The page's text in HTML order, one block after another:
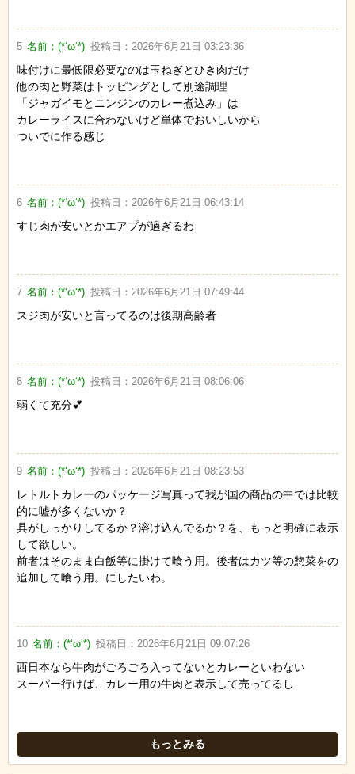
5 名前：(*‘ω‘*) 投稿日： 2026年6月21日 03:23:36
味付けに最低限必要なのは玉ねぎとひき肉だけ
他の肉と野菜はトッピングとして別途調理
「ジャガイモとニンジンのカレー煮込み」は
カレーライスに合わないけど単体でおいしいから
ついでに作る感じ
6 名前：(*‘ω‘*) 投稿日： 2026年6月21日 06:43:14
すじ肉が安いとかエアプが過ぎるわ
7 名前：(*‘ω‘*) 投稿日： 2026年6月21日 07:49:44
スジ肉が安いと言ってるのは後期高齢者
8 名前：(*‘ω‘*) 投稿日： 2026年6月21日 08:06:06
弱くて充分💕
9 名前：(*‘ω‘*) 投稿日： 2026年6月21日 08:23:53
レトルトカレーのパッケージ写真って我が国の商品の中では比較
的に嘘が多くないか？
具がしっかりしてるか？溶け込んでるか？を、もっと明確に表示
して欲しい。
前者はそのまま白飯等に掛けて喰う用。後者はカツ等の惣菜をの
追加して喰う用。にしたいわ。
10 名前：(*‘ω‘*) 投稿日： 2026年6月21日 09:07:26
西日本なら牛肉がごろごろ入ってないとカレーといわない
スーパー行けば、カレー用の牛肉と表示して売ってるし
もっとみる